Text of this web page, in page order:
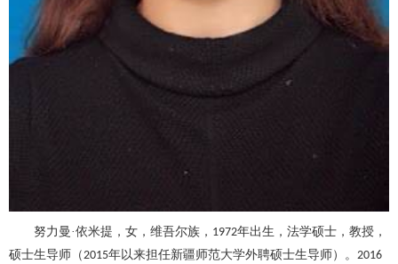
努力曼 ·依米提，女，维吾尔族， 1972年出生，法学硕士，教授，
硕士生导师（2015年以来担任新疆师范大学外聘硕士生导师）。 2016